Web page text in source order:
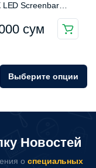
LED Screenbar
сум
Выберите опции
Новостей
о специальных